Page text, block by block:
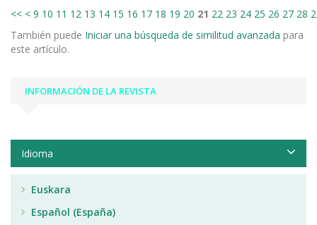
<< < 9 10 11 12 13 14 15 16 17 18 19 20 21 22 23 24 25 26 27 28
También puede Iniciar una búsqueda de similitud avanzada para
este artículo.
INFORMACIÓN DE LA REVISTA
Idioma
Euskara
Español (España)